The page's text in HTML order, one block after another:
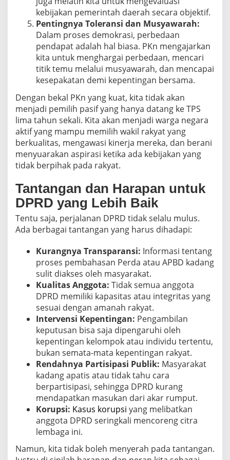
kebijakan pemerintah daerah secara objektif.
Pentingnya Toleransi dan Musyawarah:
Dalam proses demokrasi, perbedaan
pendapat adalah hal biasa. PKn mengajarkan
kita untuk menghargai perbedaan, mencari
titik temu melalui musyawarah, dan mencapai
kesepakatan demi kepentingan bersama.
Dengan bekal PKn yang kuat, kita tidak akan
menjadi pemilih pasif yang hanya datang ke TPS
lima tahun sekali. Kita akan menjadi warga negara
aktif yang mampu memilih wakil rakyat yang
berkualitas, mengawasi kinerja mereka, dan berani
menyuarakan aspirasi ketika ada kebijakan yang
tidak berpihak pada rakyat.
Tantangan dan Harapan untuk
DPRD yang Lebih Baik
Tentu saja, perjalanan DPRD tidak selalu mulus.
Ada berbagai tantangan yang harus dihadapi:
Kurangnya Transparansi: Informasi tentang
proses pembahasan Perda atau APBD kadang
sulit diakses oleh masyarakat.
Kualitas Anggota: Tidak semua anggota
DPRD memiliki kapasitas atau integritas yang
sesuai dengan amanah rakyat.
Intervensi Kepentingan: Pengambilan
keputusan bisa saja dipengaruhi oleh
kepentingan kelompok atau individu tertentu,
bukan semata-mata kepentingan rakyat.
Rendahnya Partisipasi Publik: Masyarakat
kadang apatis atau tidak tahu cara
berpartisipasi, sehingga DPRD kurang
mendapatkan masukan dari akar rumput.
Korupsi: Kasus korupsi yang melibatkan
anggota DPRD seringkali mencoreng citra
lembaga ini.
Namun, kita tidak boleh menyerah pada tantangan.